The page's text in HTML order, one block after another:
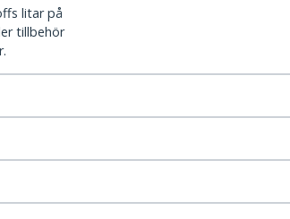
litar på
tillbehör